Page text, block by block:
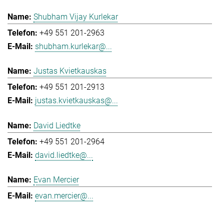
Shubham Vijay Kurlekar
+49 551 201-2963
shubham.kurlekar@...
Justas Kvietkauskas
+49 551 201-2913
justas.kvietkauskas@...
David Liedtke
+49 551 201-2964
david.liedtke@...
Evan Mercier
evan.mercier@...